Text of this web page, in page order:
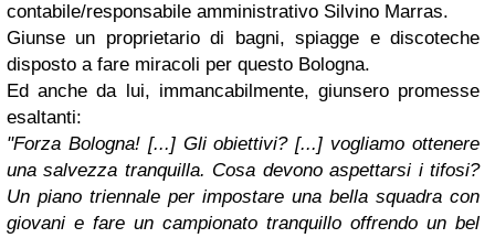
contabile/responsabile amministrativo Silvino Marras.
Giunse un proprietario di bagni, spiagge e discoteche
disposto a fare miracoli per questo Bologna.
Ed anche da lui, immancabilmente, giunsero promesse
esaltanti:
"Forza Bologna! [...] Gli obiettivi? [...] vogliamo ottenere
una salvezza tranquilla. Cosa devono aspettarsi i tifosi?
Un piano triennale per impostare una bella squadra con
giovani e fare un campionato tranquillo offrendo un bel